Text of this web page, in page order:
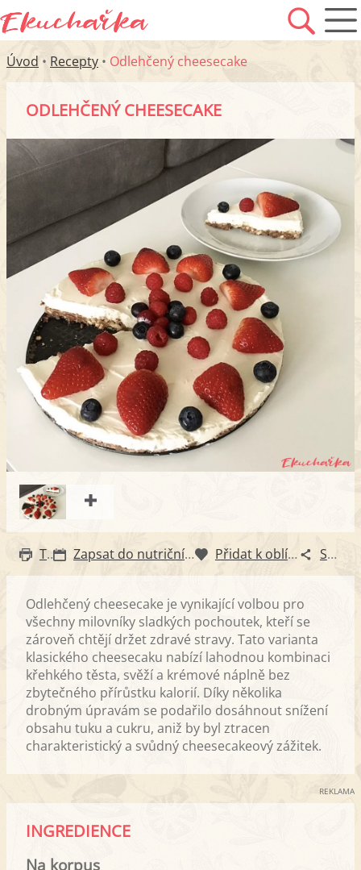
Úvod • Recepty • Odlehčený cheesecake
ODLEHČENÝ CHEESECAKE
Tisk Zapsat do nutričního diáře Přidat k oblíbeným Sdílet
Odlehčený cheesecake je vynikající volbou pro
všechny milovníky sladkých pochoutek, kteří se
zároveň chtějí držet zdravé stravy. Tato varianta
klasického cheesecaku nabízí lahodnou kombinaci
křehkého těsta, svěží a krémové náplně bez
zbytečného přírůstku kalorií. Díky několika
drobným úpravám se podařilo dosáhnout snížení
obsahu tuku a cukru, aniž by byl ztracen
charakteristický a svůdný cheesecakeový zážitek.
REKLAMA
INGREDIENCE
Na korpus